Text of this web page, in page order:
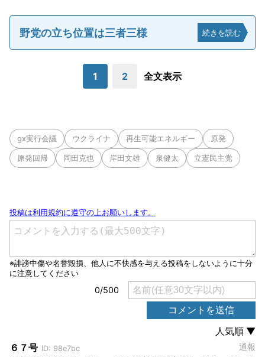
野党の立ち位置は三者三様 続きを読む
1 2 全文表示
gx実行会議 ウクライナ 再生可能エネルギー 原発
原発回帰 岡田克也 岸田文雄 泉健太 立憲民主党